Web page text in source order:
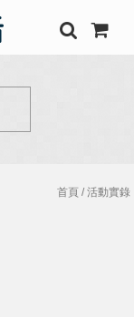
首頁/ 活動實錄